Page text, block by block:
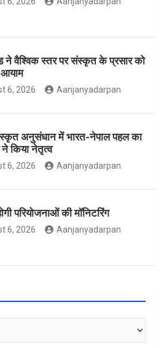
m
ने वैश्विक स्तर पर संस्कृत के प्रसार को
आयाम
6, 2026 Aanjanyadarpan
अनुसंधान में भारत-नेपाल पहल का
किया नेतृत्व
6, 2026 Aanjanyadarpan
परियोजनाओं की मॉनिटरिंग
6, 2026 Aanjanyadarpan